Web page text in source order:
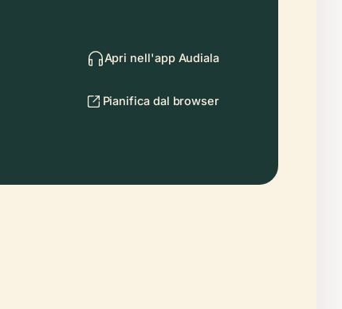
Apri nell'app Audiala
Pianifica dal browser